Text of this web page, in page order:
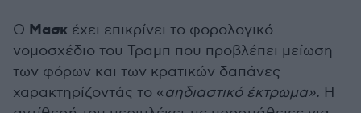
Ο Μασκ έχει επικρίνει το φορολογικό
νομοσχέδιο του Τραμπ που προβλέπει μείωση
των φόρων και των κρατικών δαπάνες
χαρακτηρίζοντάς το «αηδιαστικό έκτρωμα». Η